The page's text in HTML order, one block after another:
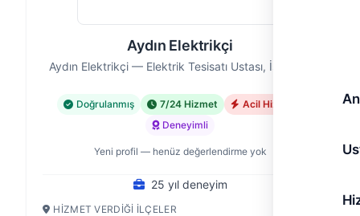
Aydın Elektrikçi
Aydın Elektrikçi — Elektrik Tesisatı Ustası, İstanbul
Doğrulanmış 7/24 Hizmet
Acil Hizmet
Deneyimli
Yeni profil — henüz değerlendirme yok
25 yıl deneyim
HIZMET VERDIĞI İLÇELER